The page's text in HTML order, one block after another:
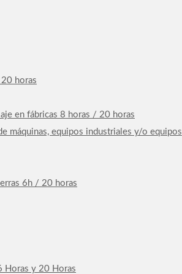
horas
en fábricas 8 horas / 20 horas
máquinas, equipos industriales y/o equipos
6h / 20 horas
Horas y 20 Horas